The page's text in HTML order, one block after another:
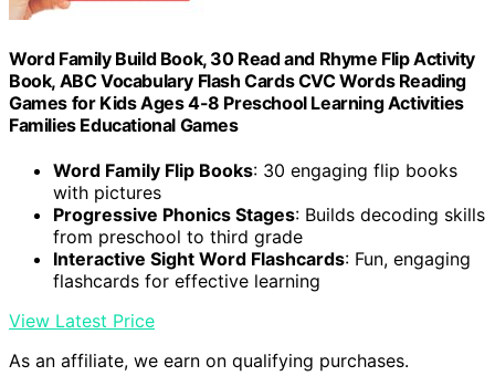
Word Family Build Book, 30 Read and Rhyme Flip Activity
Book, ABC Vocabulary Flash Cards CVC Words Reading
Games for Kids Ages 4-8 Preschool Learning Activities
Families Educational Games
Word Family Flip Books: 30 engaging flip books
with pictures
Progressive Phonics Stages: Builds decoding skills
from preschool to third grade
Interactive Sight Word Flashcards: Fun, engaging
flashcards for effective learning
View Latest Price
As an affiliate, we earn on qualifying purchases.